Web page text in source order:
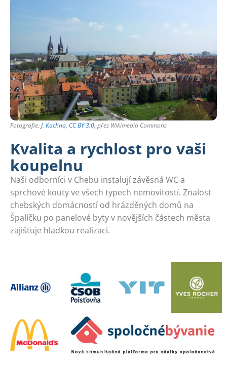
Fotografie:J. Kachna, CC BY 3.0, přes Wikimedia Commons
Kvalita a rychlost pro vaši
koupelnu
Naši odborníci v Chebu instalují závěsná WC a
sprchové kouty ve všech typech nemovitostí. Znalost
chebských domácností od hrázděných domů na
Špalíčku po panelové byty v novějších částech města
zajišťuje hladkou realizaci.